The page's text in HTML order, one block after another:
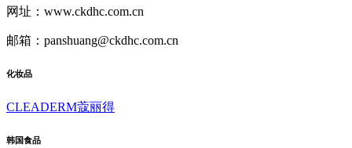
网址：www.ckdhc.com.cn
邮箱：panshuang@ckdhc.com.cn
化妆品
CLEADERM蔻丽得
韩国食品